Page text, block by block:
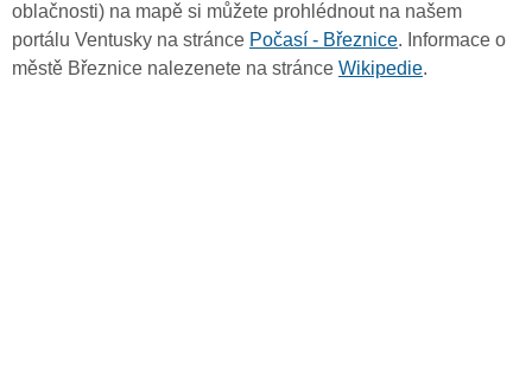
oblačnosti) na mapě si můžete prohlédnout na našem
portálu Ventusky na stránce Počasí - Březnice. Informace o
městě Březnice nalezenete na stránce Wikipedie.